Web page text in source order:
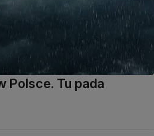
Polsce. Tu pada